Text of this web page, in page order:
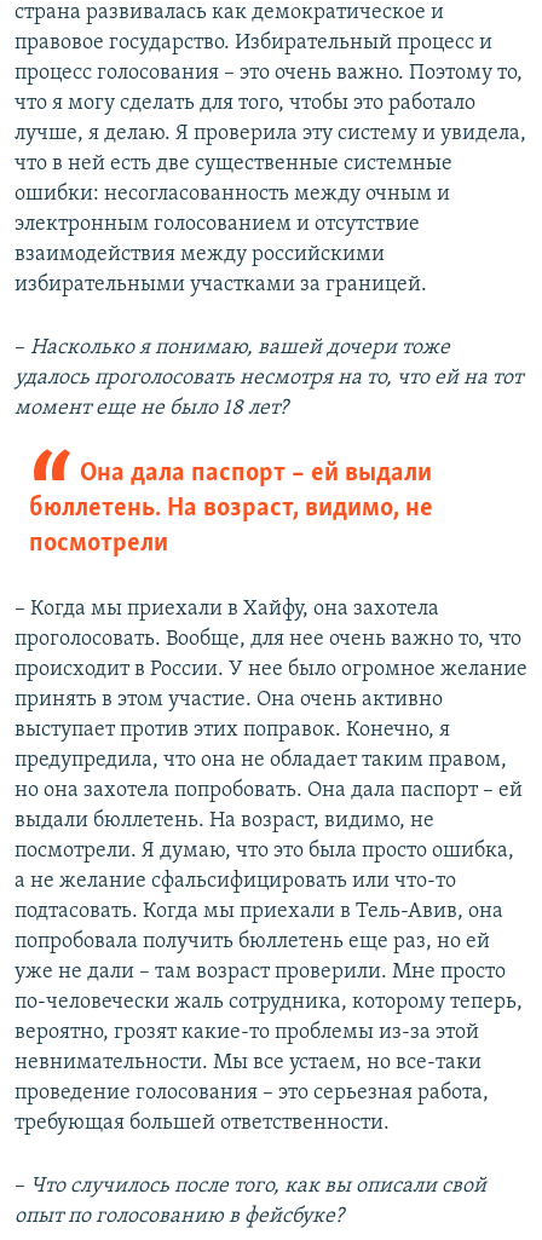
страна развивалась как демократическое и
правовое государство. Избирательный процесс и
процесс голосования – это очень важно. Поэтому то,
что я могу сделать для того, чтобы это работало
лучше, я делаю. Я проверила эту систему и увидела,
что в ней есть две существенные системные
ошибки: несогласованность между очным и
электронным голосованием и отсутствие
взаимодействия между российскими
избирательными участками за границей.
– Насколько я понимаю, вашей дочери тоже
удалось проголосовать несмотря на то, что ей на тот
момент еще не было 18 лет?
Она дала паспорт – ей выдали
бюллетень. На возраст, видимо, не
посмотрели
– Когда мы приехали в Хайфу, она захотела
проголосовать. Вообще, для нее очень важно то, что
происходит в России. У нее было огромное желание
принять в этом участие. Она очень активно
выступает против этих поправок. Конечно, я
предупредила, что она не обладает таким правом,
но она захотела попробовать. Она дала паспорт – ей
выдали бюллетень. На возраст, видимо, не
посмотрели. Я думаю, что это была просто ошибка,
а не желание сфальсифицировать или что-то
подтасовать. Когда мы приехали в Тель-Авив, она
попробовала получить бюллетень еще раз, но ей
уже не дали – там возраст проверили. Мне просто
по-человечески жаль сотрудника, которому теперь,
вероятно, грозят какие-то проблемы из-за этой
невнимательности. Мы все устаем, но все-таки
проведение голосования – это серьезная работа,
требующая большей ответственности.
– Что случилось после того, как вы описали свой
опыт по голосованию в фейсбуке?